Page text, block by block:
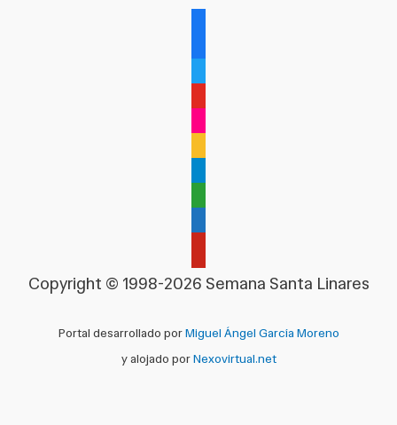
Copyright © 1998-2026 Semana Santa Linares
Portal desarrollado porMiguel Ángel García Moreno
y alojado porNexovirtual.net